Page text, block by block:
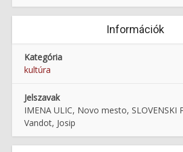
Információk
Kategória
kultúra
Jelszavak
IMENA ULIC, Novo mesto, SLOVENSKI
Vandot, Josip